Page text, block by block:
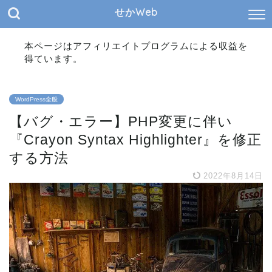
せかWeb
本ページはアフィリエイトプログラムによる収益を
得ています。
WordPress全般
【バグ・エラー】PHP変更に伴い
『Crayon Syntax Highlighter』を修正
する方法
2022年8月14日